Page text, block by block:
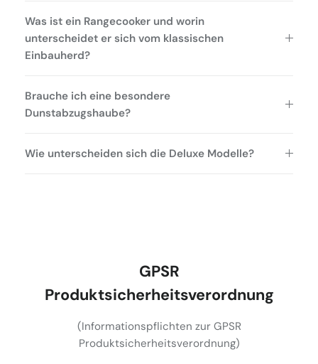
Was ist ein Rangecooker und worin
unterscheidet er sich vom klassischen
Einbauherd?
Brauche ich eine besondere
Dunstabzugshaube?
Wie unterscheiden sich die Deluxe Modelle?
GPSR
Produktsicherheitsverordnung
(Informationspflichten zur GPSR
Produktsicherheitsverordnung)